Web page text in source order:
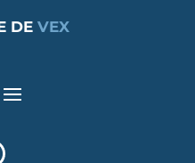
DE VEX